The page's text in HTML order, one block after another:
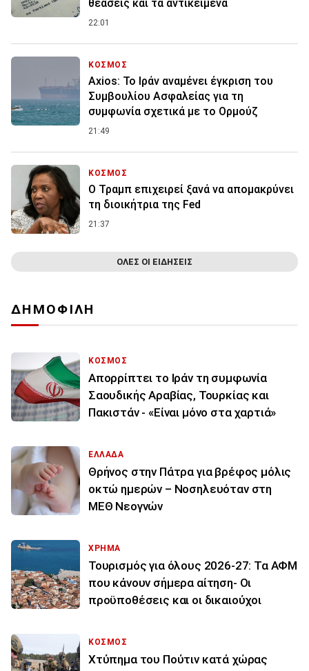
θεάσεις και τα αντικείμενα
22:01
ΚΟΣΜΟΣ
Axios: Το Ιράν αναμένει έγκριση του
Συμβουλίου Ασφαλείας για τη
συμφωνία σχετικά με το Ορμούζ
21:49
ΚΟΣΜΟΣ
Ο Τραμπ επιχειρεί ξανά να απομακρύνει
τη διοικήτρια της Fed
21:37
ΟΛΕΣ ΟΙ ΕΙΔΗΣΕΙΣ
ΔΗΜΟΦΙΛΗ
ΚΟΣΜΟΣ
Απορρίπτει το Ιράν τη συμφωνία
Σαουδικής Αραβίας, Τουρκίας και
Πακιστάν - «Είναι μόνο στα χαρτιά»
ΕΛΛΑΔΑ
Θρήνος στην Πάτρα για βρέφος μόλις
οκτώ ημερών – Νοσηλευόταν στη
ΜΕΘ Νεογνών
ΧΡΗΜΑ
Τουρισμός για όλους 2026-27: Τα ΑΦΜ
που κάνουν σήμερα αίτηση- Οι
προϋποθέσεις και οι δικαιούχοι
ΚΟΣΜΟΣ
Χτύπημα του Πούτιν κατά χώρας